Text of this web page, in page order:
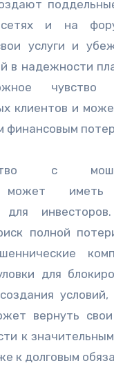
сетях и на
услуги и
в надежности
чувство
клиентов и
финансовым
с
может иметь
для
полной
для
вернуть
к
к долговым